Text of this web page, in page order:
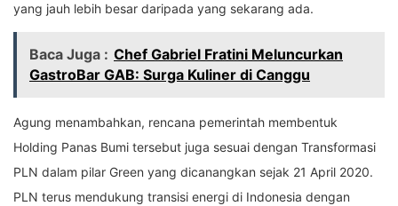
yang jauh lebih besar daripada yang sekarang ada.
Baca Juga : Chef Gabriel Fratini Meluncurkan
GastroBar GAB: Surga Kuliner di Canggu
Agung menambahkan, rencana pemerintah membentuk
Holding Panas Bumi tersebut juga sesuai dengan Transformasi
PLN dalam pilar Green yang dicanangkan sejak 21 April 2020.
PLN terus mendukung transisi energi di Indonesia dengan